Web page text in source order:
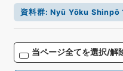
資料群:Nyū Yōku Shinpō
当ページ全てを選択/解